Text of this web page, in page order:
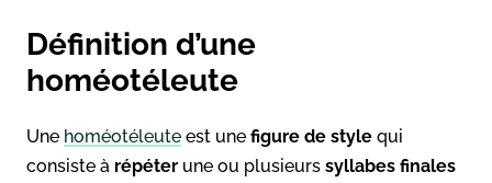
Définition d’une
homéotéleute
Une homéotéleute est une figure de style qui
consiste à répéter une ou plusieurs syllabes finales